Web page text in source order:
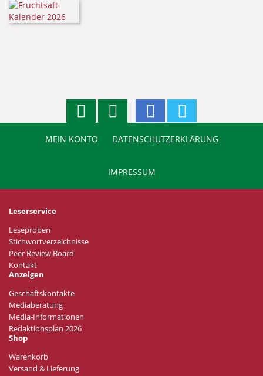
MEIN KONTO DATENSCHUTZERKLÄRUNG
IMPRESSUM
Leserservice
Leseproben
Stichwortverzeichnisse
Peer Review Board
Kontakt
Anzeigen
Geschäftskontakte
Mediaberatung
Media-Informationen
Redaktionsplan 2026
Shop
Warenkorb
Versand & Lieferung